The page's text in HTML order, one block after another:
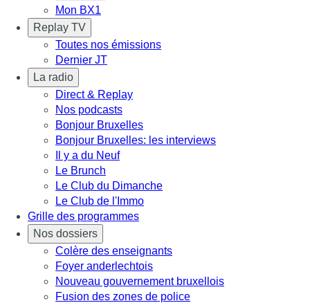
Mon BX1
Replay TV
Toutes nos émissions
Dernier JT
La radio
Direct & Replay
Nos podcasts
Bonjour Bruxelles
Bonjour Bruxelles: les interviews
Il y a du Neuf
Le Brunch
Le Club du Dimanche
Le Club de l'Immo
Grille des programmes
Nos dossiers
Colère des enseignants
Foyer anderlechtois
Nouveau gouvernement bruxellois
Fusion des zones de police